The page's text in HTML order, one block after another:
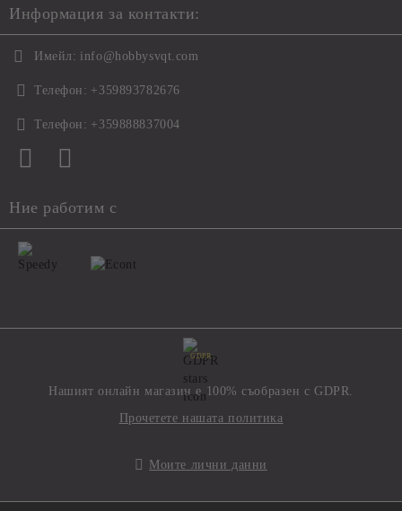
Информация за контакти:
Имейл: info@hobbysvqt.com
Телефон: +359893782676
Телефон: +359888837004
Ние работим с
GDPR
Нашият онлайн магазин е 100% съобразен с GDPR.
Прочетете нашата политика
Моите лични данни